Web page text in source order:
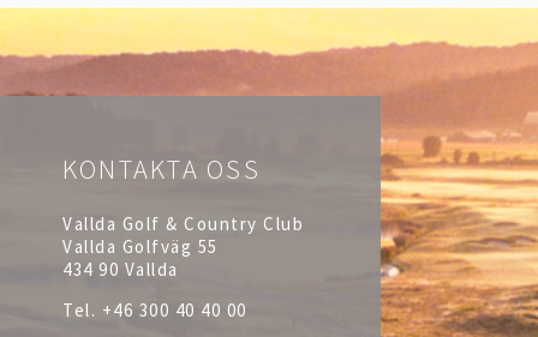
KONTAKTA OSS
Vallda Golf & Country Club
Vallda Golfväg 55
434 90 Vallda
Tel. +46 300 40 40 00